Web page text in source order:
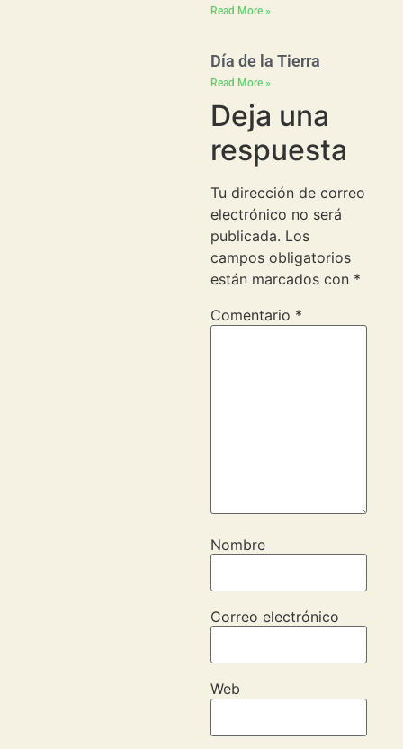
Read More »
Día de la Tierra
Read More »
Deja una
respuesta
Tu dirección de correo
electrónico no será
publicada. Los
campos obligatorios
están marcados con *
Comentario *
Nombre
Correo electrónico
Web